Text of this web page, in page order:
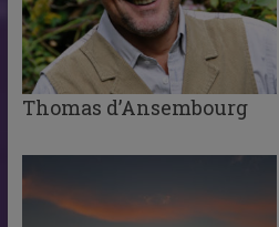
Thomas d’Ansembourg